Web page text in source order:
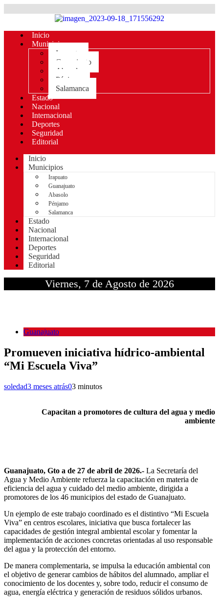
Inicio
Municipios
Irapuato
Guanajuato
Abasolo
Pénjamo
Salamanca
Estado
Nacional
Internacional
Deportes
Seguridad
Editorial
Inicio
Municipios
Irapuato
Guanajuato
Abasolo
Pénjamo
Salamanca
Estado
Nacional
Internacional
Deportes
Seguridad
Editorial
Viernes, 7 de Agosto de 2026
Guanajuato
Promueven iniciativa hídrico-ambiental
“Mi Escuela Viva”
soledad3 meses atrás03 minutos
Capacitan a promotores de cultura del agua y medio
ambiente
Guanajuato, Gto a de 27 de abril de 2026.- La Secretaría del
Agua y Medio Ambiente refuerza la capacitación en materia de
eficiencia del agua y cuidado del medio ambiente, dirigida a
promotores de los 46 municipios del estado de Guanajuato.
Un ejemplo de este trabajo coordinado es el distintivo “Mi Escuela
Viva” en centros escolares, iniciativa que busca fortalecer las
capacidades de gestión integral ambiental escolar y fomentar la
implementación de acciones concretas orientadas al uso responsable
del agua y la protección del entorno.
De manera complementaria, se impulsa la educación ambiental con
el objetivo de generar cambios de hábitos del alumnado, ampliar el
conocimiento de los docentes y, sobre todo, reducir el consumo de
agua, energía eléctrica y generación de residuos sólidos urbanos.